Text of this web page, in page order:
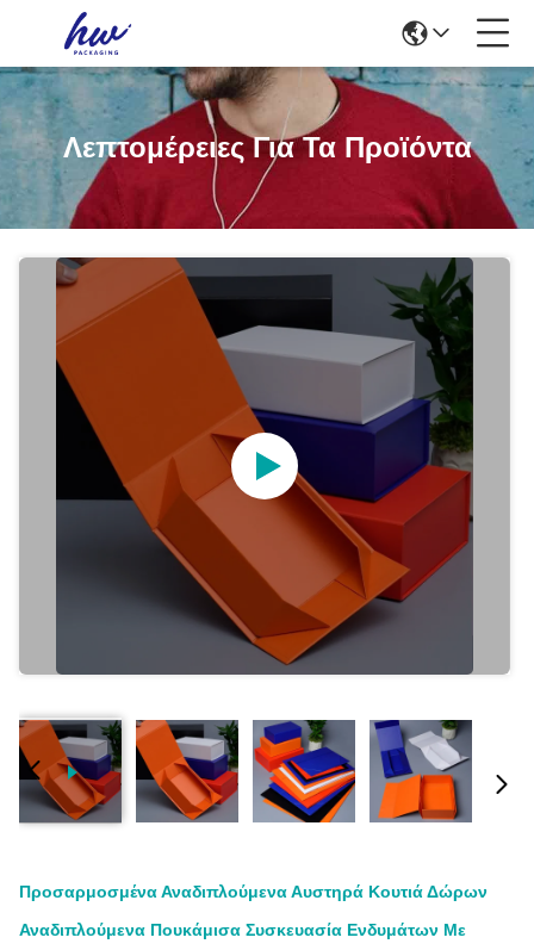
Λεπτομέρειες Για Τα Προϊόντα
Προσαρμοσμένα Αναδιπλούμενα Αυστηρά Κουτιά Δώρων
Αναδιπλούμενα Πουκάμισα Συσκευασία Ενδυμάτων Με